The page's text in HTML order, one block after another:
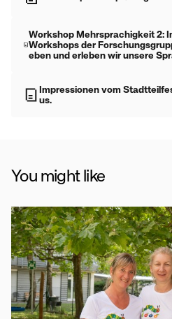
Workshop Mehrsprachigkeit 2:
Workshops der
eben und erleben wir unsere
Impressionen vom
us.
You might like